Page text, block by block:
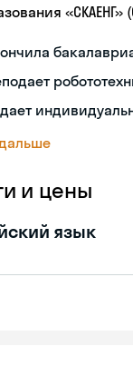
«СКАЕНГ»
и цены
язык